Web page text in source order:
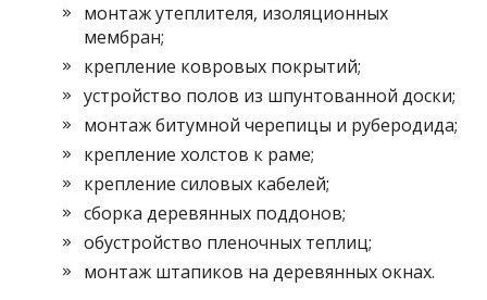
монтаж утеплителя, изоляционных
мембран;
крепление ковровых покрытий;
устройство полов из шпунтованной доски;
монтаж битумной черепицы и руберодида;
крепление холстов к раме;
крепление силовых кабелей;
сборка деревянных поддонов;
обустройство пленочных теплиц;
монтаж штапиков на деревянных окнах.